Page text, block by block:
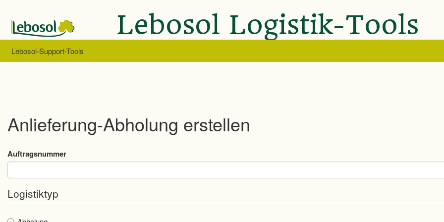
Inhalt
Lebosol Logistik-Tools
Lebosol-Support-Tools
Anlieferung-Abholung erstellen
Auftragsnummer
Logistiktyp